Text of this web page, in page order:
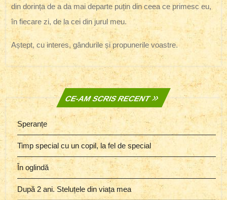
din dorința de a da mai departe puțin din ceea ce primesc eu,
în fiecare zi, de la cei din jurul meu.
Aștept, cu interes, gândurile și propunerile voastre.
CE-AM SCRIS RECENT
Speranțe
Timp special cu un copil, la fel de special
În oglindă
După 2 ani. Steluțele din viața mea